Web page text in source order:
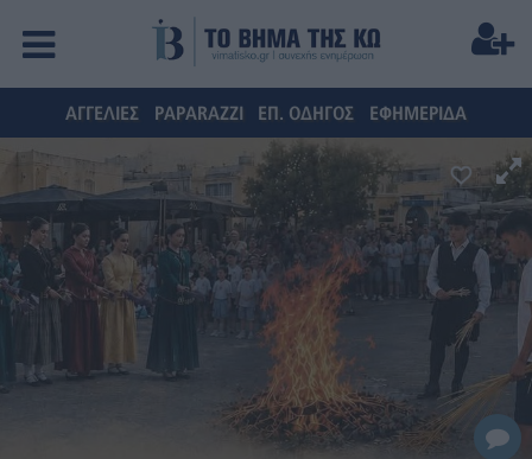
ΑΓΓΕΛΙΕΣ PAPARAZZI ΕΠ. ΟΔΗΓΟΣ ΕΦΗΜΕΡΙΔΑ